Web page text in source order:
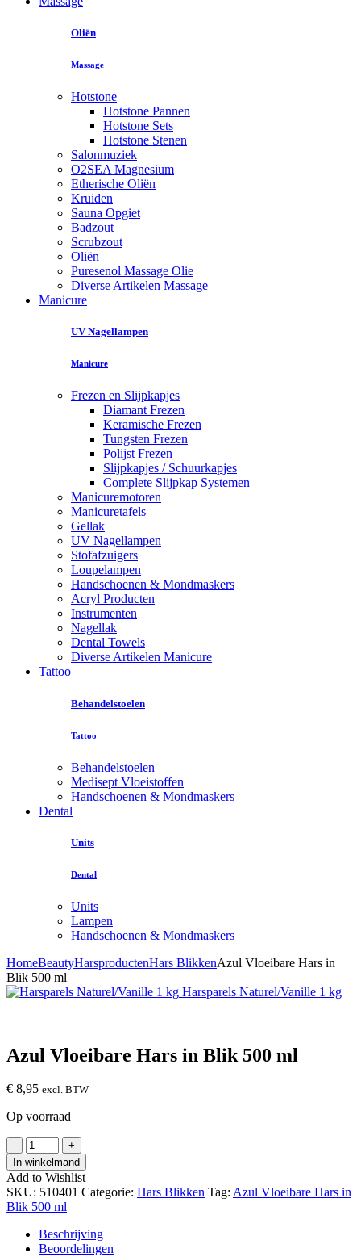
Oliën
Massage
Hotstone
Hotstone Pannen
Hotstone Sets
Hotstone Stenen
Salonmuziek
O2SEA Magnesium
Etherische Oliën
Kruiden
Sauna Opgiet
Badzout
Scrubzout
Oliën
Puresenol Massage Olie
Diverse Artikelen Massage
Manicure
UV Nagellampen
Manicure
Frezen en Slijpkapjes
Diamant Frezen
Keramische Frezen
Tungsten Frezen
Polijst Frezen
Slijpkapjes / Schuurkapjes
Complete Slijpkap Systemen
Manicuremotoren
Manicuretafels
Gellak
UV Nagellampen
Stofafzuigers
Loupelampen
Handschoenen & Mondmaskers
Acryl Producten
Instrumenten
Nagellak
Dental Towels
Diverse Artikelen Manicure
Tattoo
Behandelstoelen
Tattoo
Behandelstoelen
Medisept Vloeistoffen
Handschoenen & Mondmaskers
Dental
Units
Dental
Units
Lampen
Handschoenen & Mondmaskers
HomeBeautyHarsproductenHars BlikkenAzul Vloeibare Hars in
Blik 500 ml
Harsparels Naturel/Vanille 1 kg
Azul Vloeibare Hars in Blik 500 ml
€ 8,95 excl. BTW
Op voorraad
-
Azul
Vloeibare
Hars
in
Blik
500
ml
hoeveelheid
+
In winkelmand
Add to Wishlist
SKU: 510401 Categorie: Hars Blikken Tag: Azul Vloeibare Hars in
Blik 500 ml
Beschrijving
Beoordelingen